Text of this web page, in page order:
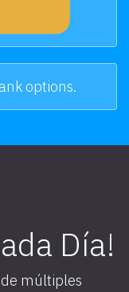
options.
Día!
múltiples